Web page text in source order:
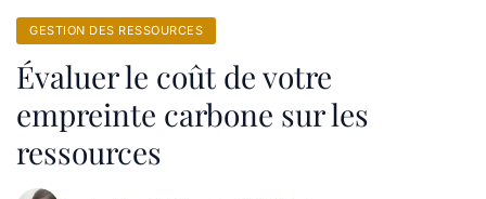
GESTION DES RESSOURCES
Évaluer le coût de votre
empreinte carbone sur les
ressources